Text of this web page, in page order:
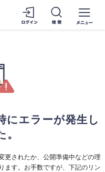
にエラーが発生し
更されたか、公開準備中などの理
ます。お手数ですが、下記のリン